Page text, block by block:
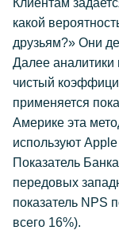
Клиентам
какой
друзьям?» Они
Далее аналитики
чистый
применяется
Америке эта
используют
Показатель
передовых
показатель NPS
всего 16%).